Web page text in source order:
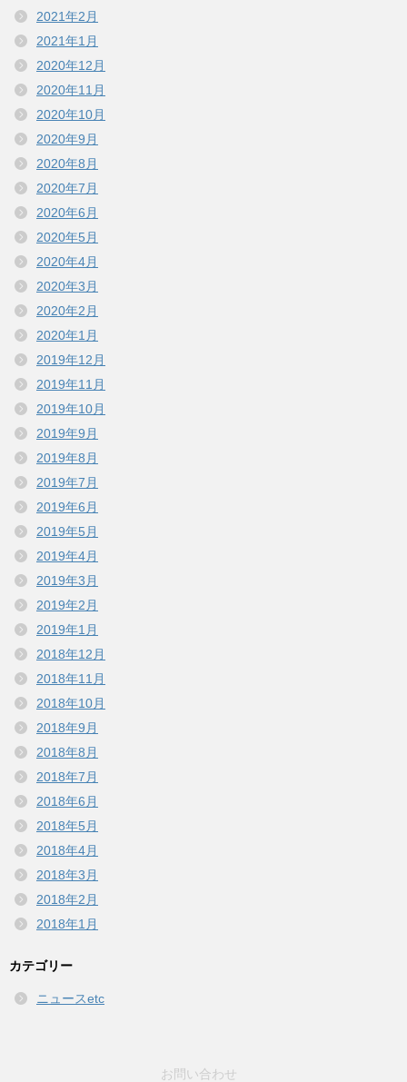
2021年2月
2021年1月
2020年12月
2020年11月
2020年10月
2020年9月
2020年8月
2020年7月
2020年6月
2020年5月
2020年4月
2020年3月
2020年2月
2020年1月
2019年12月
2019年11月
2019年10月
2019年9月
2019年8月
2019年7月
2019年6月
2019年5月
2019年4月
2019年3月
2019年2月
2019年1月
2018年12月
2018年11月
2018年10月
2018年9月
2018年8月
2018年7月
2018年6月
2018年5月
2018年4月
2018年3月
2018年2月
2018年1月
カテゴリー
ニュースetc
お問い合わせ